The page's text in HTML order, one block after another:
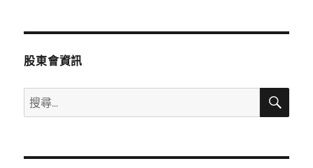
王
麥
膚
浴
股東會資訊
搜
尋
鍵
搜